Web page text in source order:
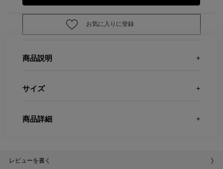
お気に入りに登録
商品説明
サイズ
商品詳細
レビューを書く